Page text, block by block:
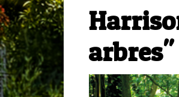
arbres"